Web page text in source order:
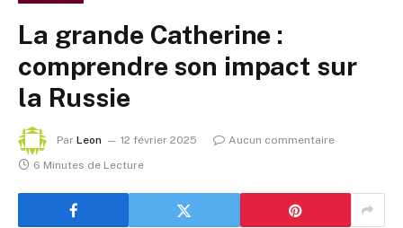
La grande Catherine :
comprendre son impact sur
la Russie
Par Leon 12 février 2025
Aucun commentaire
6 Minutes de Lecture